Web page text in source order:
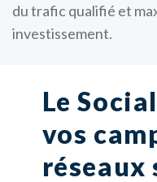
du trafic qualifié et
investissement.
Le
vos
réseaux